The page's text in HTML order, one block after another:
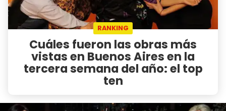
RANKING
Cuáles fueron las obras más
vistas en Buenos Aires en la
tercera semana del año: el top
ten